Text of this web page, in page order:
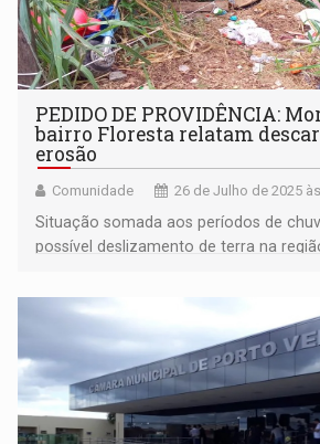
PEDIDO DE PROVIDÊNCIA:
bairro Floresta relatam
erosão
Comunidade 26 de Julho de 2025
Situação somada aos períodos de
possível deslizamento de terra na